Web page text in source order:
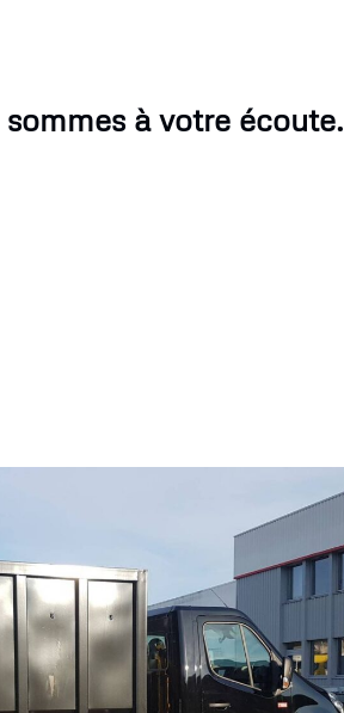
à votre écoute.